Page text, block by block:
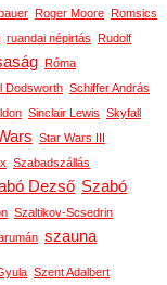
Roger Moore
Romsics
ruandai népirtás
Rudolf
Róma
Dodsworth Schiffer András
Sinclair Lewis Skyfall
Star Wars III
Szabadszállás
Dezső Szabó
Szaltikov-Scsedrin
szauna
Szent Adalbert